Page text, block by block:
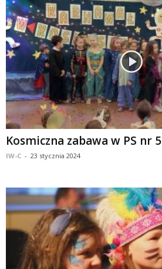
Kosmiczna zabawa w PS nr 5
IW-C - 23 stycznia 2024